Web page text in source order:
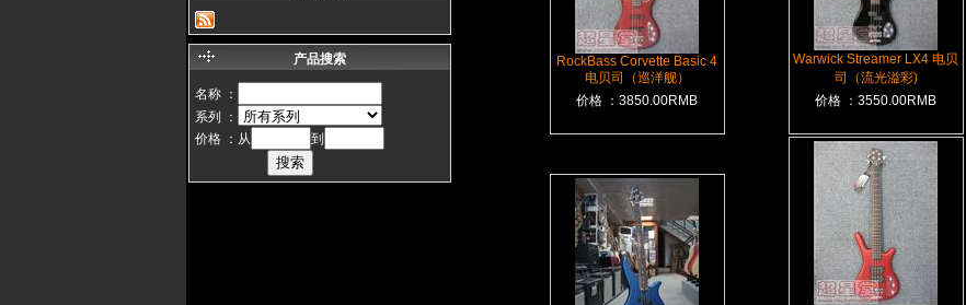
RockBass Corvette Basic 4
电贝司（巡洋舰）
价格 ：3850.00RMB
Warwick Streamer LX4 电贝
司（流光溢彩)
价格 ：3550.00RMB
产品搜索
名称 ：
系列 ：
价格 ：从
到